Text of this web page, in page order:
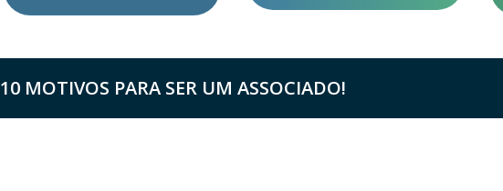
10 MOTIVOS PARA SER UM ASSOCIADO!